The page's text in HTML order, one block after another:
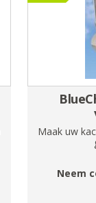
Maak uw
Neem